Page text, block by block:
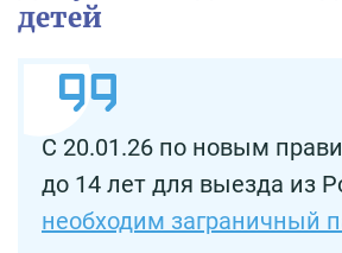
детей
С 20.01.26 по новым
до 14 лет для выезда из
необходим заграничный